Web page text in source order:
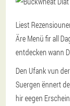
Liest
Äre Menü fir all
entdecken wann
Den Ufank vun
Suergen ënnert
hir eegen